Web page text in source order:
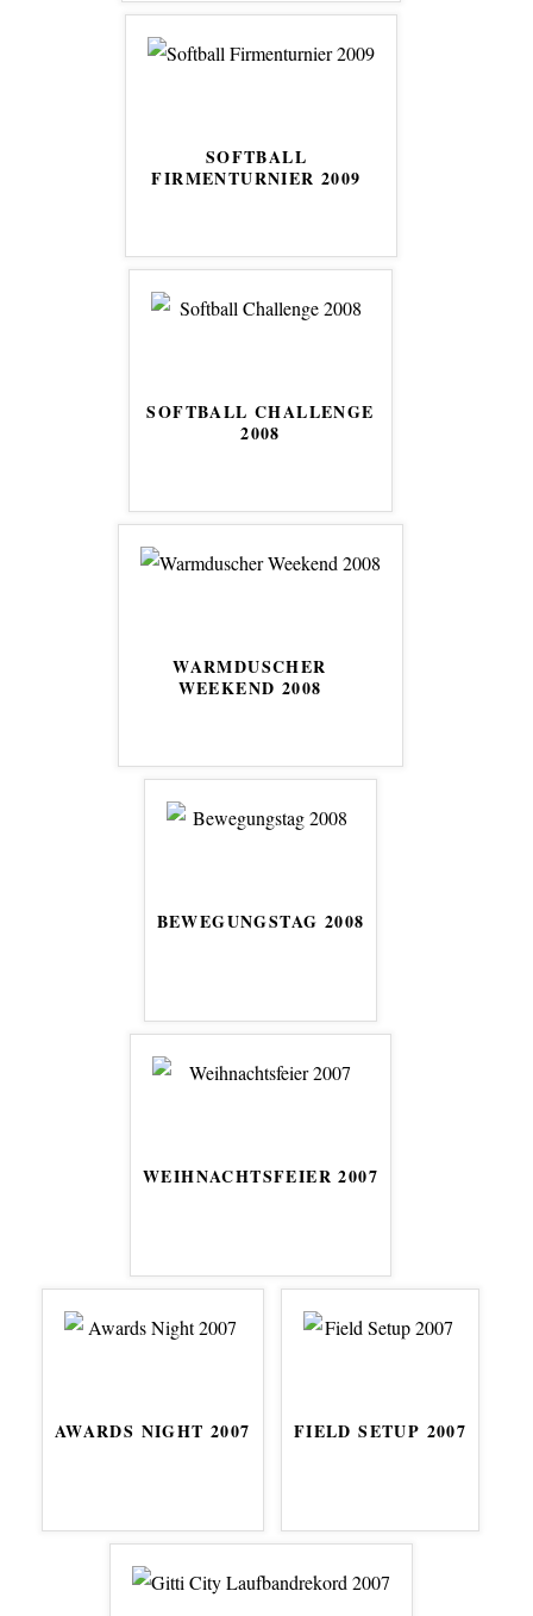
SOFTBALL
FIRMENTURNIER 2009
SOFTBALL CHALLENGE
2008
WARMDUSCHER
WEEKEND 2008
BEWEGUNGSTAG 2008
WEIHNACHTSFEIER 2007
AWARDS NIGHT 2007 FIELD SETUP 2007